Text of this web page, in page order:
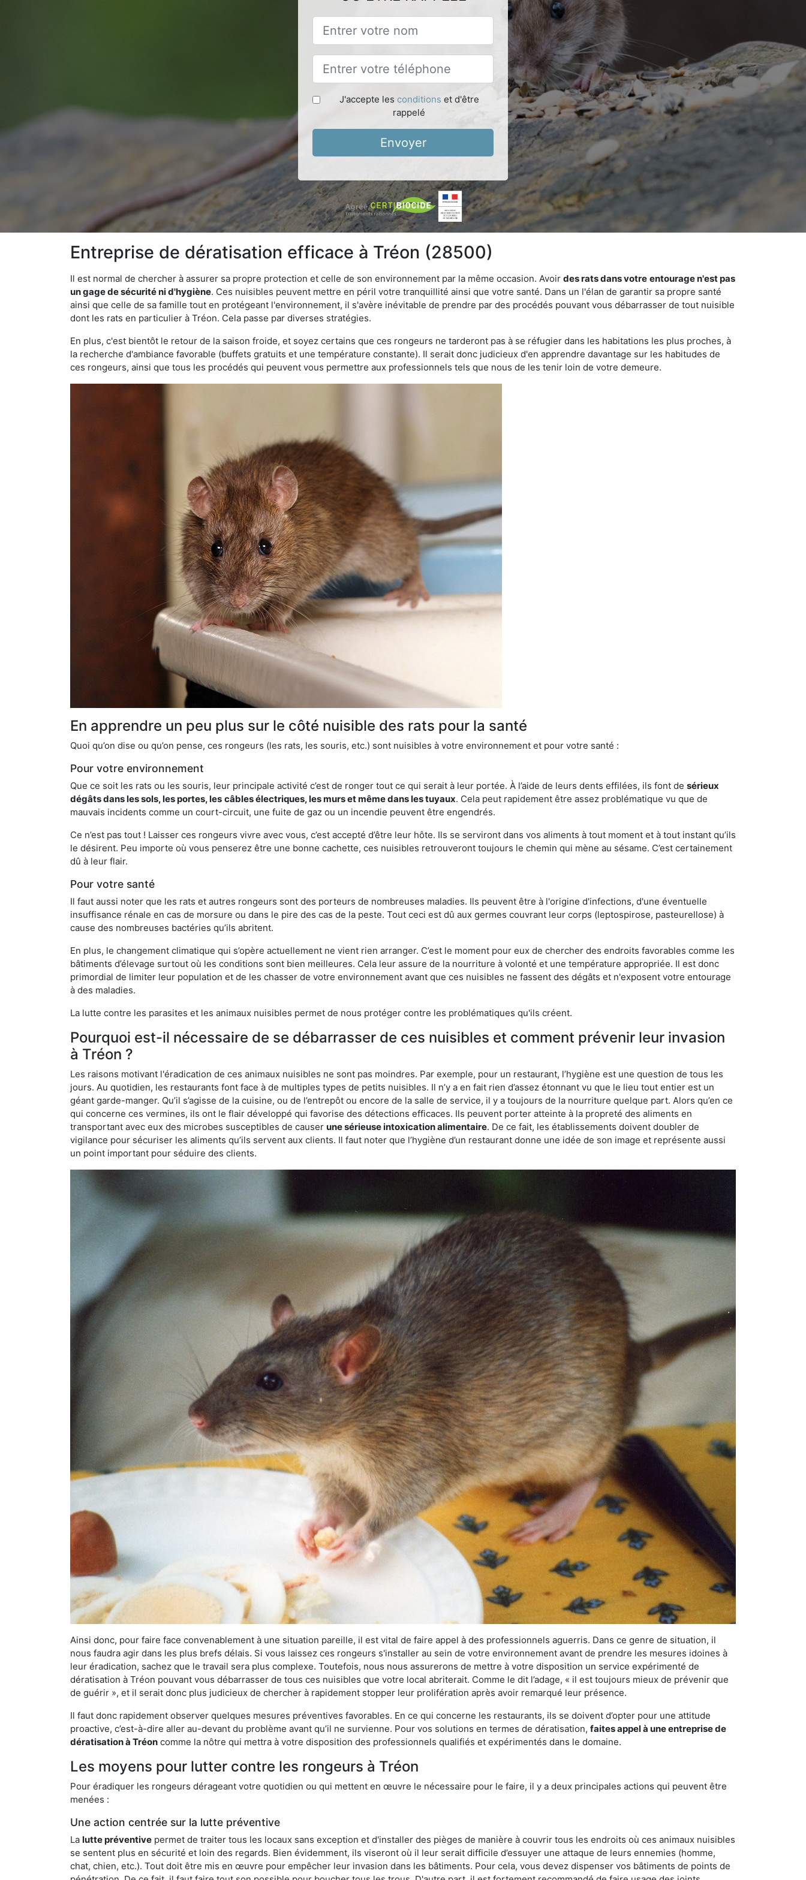
J'accepte les conditions et d'être
rappelé
Envoyer
Entreprise de dératisation efficace à Tréon (28500)
Il est normal de chercher à assurer sa propre protection et celle de son environnement par la même occasion. Avoir des rats dans votre entourage n'est pas
un gage de sécurité ni d'hygiène. Ces nuisibles peuvent mettre en péril votre tranquillité ainsi que votre santé. Dans un l'élan de garantir sa propre santé
ainsi que celle de sa famille tout en protégeant l'environnement, il s'avère inévitable de prendre par des procédés pouvant vous débarrasser de tout nuisible
dont les rats en particulier à Tréon. Cela passe par diverses stratégies.
En plus, c'est bientôt le retour de la saison froide, et soyez certains que ces rongeurs ne tarderont pas à se réfugier dans les habitations les plus proches, à
la recherche d'ambiance favorable (buffets gratuits et une température constante). Il serait donc judicieux d'en apprendre davantage sur les habitudes de
ces rongeurs, ainsi que tous les procédés qui peuvent vous permettre aux professionnels tels que nous de les tenir loin de votre demeure.
En apprendre un peu plus sur le côté nuisible des rats pour la santé
Quoi qu’on dise ou qu’on pense, ces rongeurs (les rats, les souris, etc.) sont nuisibles à votre environnement et pour votre santé :
Pour votre environnement
Que ce soit les rats ou les souris, leur principale activité c’est de ronger tout ce qui serait à leur portée. À l’aide de leurs dents effilées, ils font de sérieux
dégâts dans les sols, les portes, les câbles électriques, les murs et même dans les tuyaux. Cela peut rapidement être assez problématique vu que de
mauvais incidents comme un court-circuit, une fuite de gaz ou un incendie peuvent être engendrés.
Ce n’est pas tout ! Laisser ces rongeurs vivre avec vous, c’est accepté d’être leur hôte. Ils se serviront dans vos aliments à tout moment et à tout instant qu’ils
le désirent. Peu importe où vous penserez être une bonne cachette, ces nuisibles retrouveront toujours le chemin qui mène au sésame. C’est certainement
dû à leur flair.
Pour votre santé
Il faut aussi noter que les rats et autres rongeurs sont des porteurs de nombreuses maladies. Ils peuvent être à l'origine d'infections, d'une éventuelle
insuffisance rénale en cas de morsure ou dans le pire des cas de la peste. Tout ceci est dû aux germes couvrant leur corps (leptospirose, pasteurellose) à
cause des nombreuses bactéries qu’ils abritent.
En plus, le changement climatique qui s’opère actuellement ne vient rien arranger. C’est le moment pour eux de chercher des endroits favorables comme les
bâtiments d’élevage surtout où les conditions sont bien meilleures. Cela leur assure de la nourriture à volonté et une température appropriée. Il est donc
primordial de limiter leur population et de les chasser de votre environnement avant que ces nuisibles ne fassent des dégâts et n'exposent votre entourage
à des maladies.
La lutte contre les parasites et les animaux nuisibles permet de nous protéger contre les problématiques qu'ils créent.
Pourquoi est-il nécessaire de se débarrasser de ces nuisibles et comment prévenir leur invasion
à Tréon ?
Les raisons motivant l'éradication de ces animaux nuisibles ne sont pas moindres. Par exemple, pour un restaurant, l’hygiène est une question de tous les
jours. Au quotidien, les restaurants font face à de multiples types de petits nuisibles. Il n’y a en fait rien d’assez étonnant vu que le lieu tout entier est un
géant garde-manger. Qu’il s’agisse de la cuisine, ou de l’entrepôt ou encore de la salle de service, il y a toujours de la nourriture quelque part. Alors qu’en ce
qui concerne ces vermines, ils ont le flair développé qui favorise des détections efficaces. Ils peuvent porter atteinte à la propreté des aliments en
transportant avec eux des microbes susceptibles de causer une sérieuse intoxication alimentaire. De ce fait, les établissements doivent doubler de
vigilance pour sécuriser les aliments qu’ils servent aux clients. Il faut noter que l’hygiène d’un restaurant donne une idée de son image et représente aussi
un point important pour séduire des clients.
Ainsi donc, pour faire face convenablement à une situation pareille, il est vital de faire appel à des professionnels aguerris. Dans ce genre de situation, il
nous faudra agir dans les plus brefs délais. Si vous laissez ces rongeurs s'installer au sein de votre environnement avant de prendre les mesures idoines à
leur éradication, sachez que le travail sera plus complexe. Toutefois, nous nous assurerons de mettre à votre disposition un service expérimenté de
dératisation à Tréon pouvant vous débarrasser de tous ces nuisibles que votre local abriterait. Comme le dit l’adage, « il est toujours mieux de prévenir que
de guérir », et il serait donc plus judicieux de chercher à rapidement stopper leur prolifération après avoir remarqué leur présence.
Il faut donc rapidement observer quelques mesures préventives favorables. En ce qui concerne les restaurants, ils se doivent d’opter pour une attitude
proactive, c’est-à-dire aller au-devant du problème avant qu’il ne survienne. Pour vos solutions en termes de dératisation, faites appel à une entreprise de
dératisation à Tréon comme la nôtre qui mettra à votre disposition des professionnels qualifiés et expérimentés dans le domaine.
Les moyens pour lutter contre les rongeurs à Tréon
Pour éradiquer les rongeurs dérageant votre quotidien ou qui mettent en œuvre le nécessaire pour le faire, il y a deux principales actions qui peuvent être
menées :
Une action centrée sur la lutte préventive
La lutte préventive permet de traiter tous les locaux sans exception et d'installer des pièges de manière à couvrir tous les endroits où ces animaux nuisibles
se sentent plus en sécurité et loin des regards. Bien évidemment, ils viseront où il leur serait difficile d’essuyer une attaque de leurs ennemies (homme,
chat, chien, etc.). Tout doit être mis en œuvre pour empêcher leur invasion dans les bâtiments. Pour cela, vous devez dispenser vos bâtiments de points de